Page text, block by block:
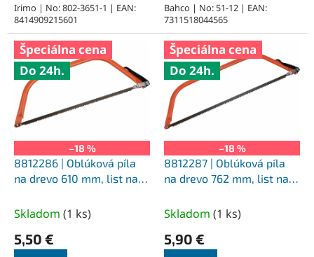
Irimo | No: 802-3651-1 | EAN:
8414909215601
Bahco | No: 51-12 | EAN:
7311518044565
Špeciálna cena
Do 24h.
–18 %
8812286 | Oblúková píla
na drevo 610 mm, list na
Skladom (1 ks)
5,50 €
Špeciálna cena
Do 24h.
–18 %
8812287 | Oblúková píla
na drevo 762 mm, list na
Skladom (1 ks)
5,90 €